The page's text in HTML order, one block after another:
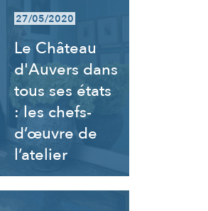
27/05/2020
Le Château
d'Auvers dans
tous ses états
: les chefs-
d’œuvre de
l’atelier